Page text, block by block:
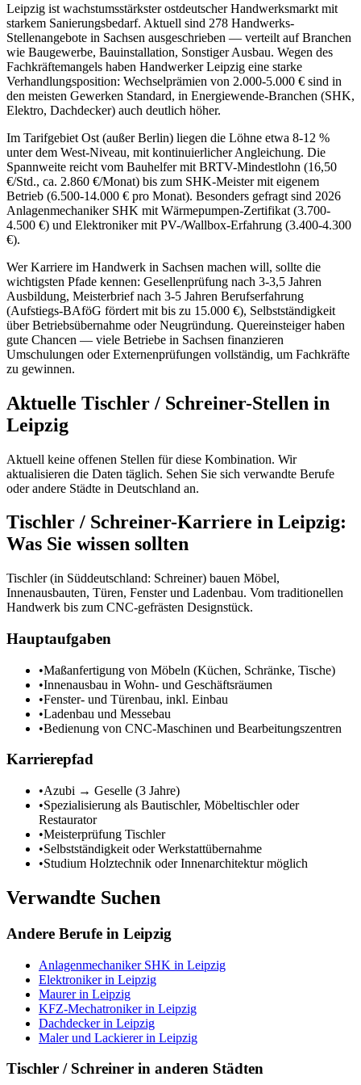
Leipzig ist wachstumsstärkster ostdeutscher Handwerksmarkt mit
starkem Sanierungsbedarf. Aktuell sind 278 Handwerks-
Stellenangebote in Sachsen ausgeschrieben — verteilt auf Branchen
wie Baugewerbe, Bauinstallation, Sonstiger Ausbau. Wegen des
Fachkräftemangels haben Handwerker Leipzig eine starke
Verhandlungsposition: Wechselprämien von 2.000-5.000 € sind in
den meisten Gewerken Standard, in Energiewende-Branchen (SHK,
Elektro, Dachdecker) auch deutlich höher.
Im Tarifgebiet Ost (außer Berlin) liegen die Löhne etwa 8-12 %
unter dem West-Niveau, mit kontinuierlicher Angleichung. Die
Spannweite reicht vom Bauhelfer mit BRTV-Mindestlohn (16,50
€/Std., ca. 2.860 €/Monat) bis zum SHK-Meister mit eigenem
Betrieb (6.500-14.000 € pro Monat). Besonders gefragt sind 2026
Anlagenmechaniker SHK mit Wärmepumpen-Zertifikat (3.700-
4.500 €) und Elektroniker mit PV-/Wallbox-Erfahrung (3.400-4.300
€).
Wer Karriere im Handwerk in Sachsen machen will, sollte die
wichtigsten Pfade kennen: Gesellenprüfung nach 3-3,5 Jahren
Ausbildung, Meisterbrief nach 3-5 Jahren Berufserfahrung
(Aufstiegs-BAföG fördert mit bis zu 15.000 €), Selbstständigkeit
über Betriebsübernahme oder Neugründung. Quereinsteiger haben
gute Chancen — viele Betriebe in Sachsen finanzieren
Umschulungen oder Externenprüfungen vollständig, um Fachkräfte
zu gewinnen.
Aktuelle Tischler / Schreiner-Stellen in
Leipzig
Aktuell keine offenen Stellen für diese Kombination. Wir
aktualisieren die Daten täglich. Sehen Sie sich verwandte Berufe
oder andere Städte in Deutschland an.
Tischler / Schreiner-Karriere in Leipzig:
Was Sie wissen sollten
Tischler (in Süddeutschland: Schreiner) bauen Möbel,
Innenausbauten, Türen, Fenster und Ladenbau. Vom traditionellen
Handwerk bis zum CNC-gefrästen Designstück.
Hauptaufgaben
•Maßanfertigung von Möbeln (Küchen, Schränke, Tische)
•Innenausbau in Wohn- und Geschäftsräumen
•Fenster- und Türenbau, inkl. Einbau
•Ladenbau und Messebau
•Bedienung von CNC-Maschinen und Bearbeitungszentren
Karrierepfad
•Azubi → Geselle (3 Jahre)
•Spezialisierung als Bautischler, Möbeltischler oder
Restaurator
•Meisterprüfung Tischler
•Selbstständigkeit oder Werkstattübernahme
•Studium Holztechnik oder Innenarchitektur möglich
Verwandte Suchen
Andere Berufe in Leipzig
Anlagenmechaniker SHK in Leipzig
Elektronikerin Leipzig
Maurerin Leipzig
KFZ-Mechatronikerin Leipzig
Dachdeckerin Leipzig
Maler und Lackiererin Leipzig
Tischler / Schreiner in anderen Städten